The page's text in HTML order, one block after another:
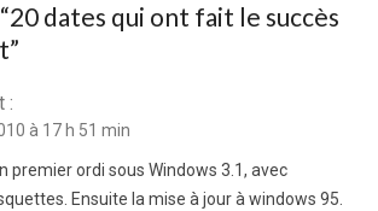
20 dates qui ont fait le succès
”
:
à 17 h 51 min
premier ordi sous Windows 3.1, avec
Ensuite la mise à jour à windows 95.